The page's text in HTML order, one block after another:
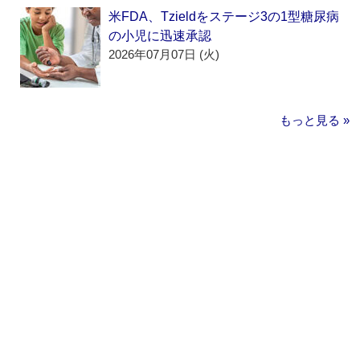
米FDA、Tzieldをステージ3の1型糖尿病
の小児に迅速承認
2026年07月07日 (火)
もっと見る »